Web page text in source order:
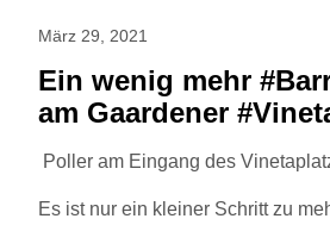
März 29, 2021
Ein wenig mehr
am Gaardener
Poller am Eingang des
Es ist nur ein kleiner Schritt zu